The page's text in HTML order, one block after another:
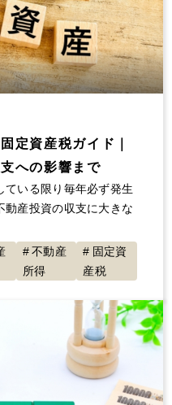
定資産税ガイド｜
への影響まで
ている限り毎年必ず発生
動産投資の収支に大きな
不動産
所得
固定資
産税